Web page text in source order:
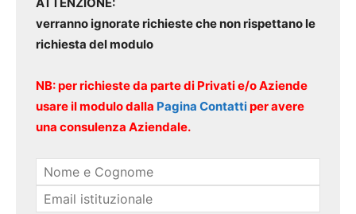
verranno ignorate richieste che non rispettano le
richiesta del modulo
NB: per richieste da parte di Privati e/o Aziende
usare il modulo dalla Pagina Contattiper avere
una consulenza Aziendale.